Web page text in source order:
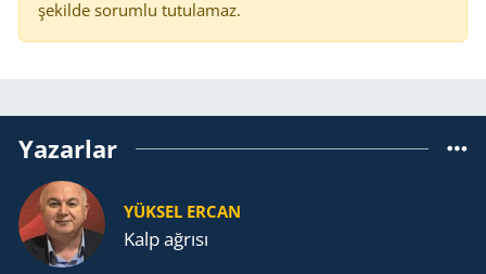
şekilde sorumlu tutulamaz.
Yazarlar
YÜKSEL ERCAN
Kalp ağrısı